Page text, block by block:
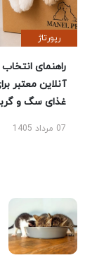
رپورتاژ
راهنمای
آنلاین معتبر
غذای سگ و
07 مرداد 1405